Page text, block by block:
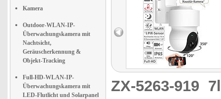
Kamera
Outdoor-WLAN-IP-
Überwachungskamera mit
Nachtsicht,
Geräuscherkennung &
Objekt-Tracking
Full-HD-WLAN-IP-
Überwachungskamera mit
LED-Flutlicht und Solarpanel
ZX-5263-919